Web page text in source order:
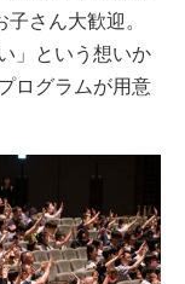
さん大歓迎。
」という想いか
ログラムが用意